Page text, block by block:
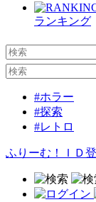
ランキング
#ホラー
#探索
#レトロ
ふりーむ！ＩＤ